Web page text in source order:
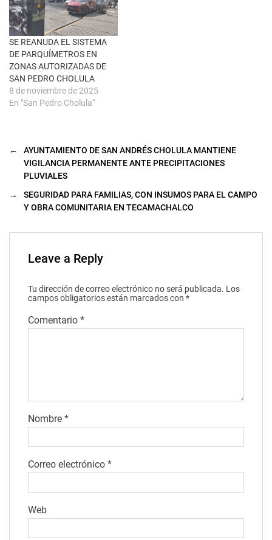
n
t
a
n
a
n
u
e
v
a
)
SE REANUDA EL SISTEMA
DE PARQUÍMETROS EN
ZONAS AUTORIZADAS DE
SAN PEDRO CHOLULA
8 de noviembre de 2025
En "San Pedro Cholula"
←
AYUNTAMIENTO DE SAN ANDRÉS CHOLULA MANTIENE
VIGILANCIA PERMANENTE ANTE PRECIPITACIONES
PLUVIALES
→
SEGURIDAD PARA FAMILIAS, CON INSUMOS PARA EL CAMPO
Y OBRA COMUNITARIA EN TECAMACHALCO
Leave a Reply
Tu dirección de correo electrónico no será publicada. Los
campos obligatorios están marcados con *
Comentario *
Nombre *
Correo electrónico *
Web